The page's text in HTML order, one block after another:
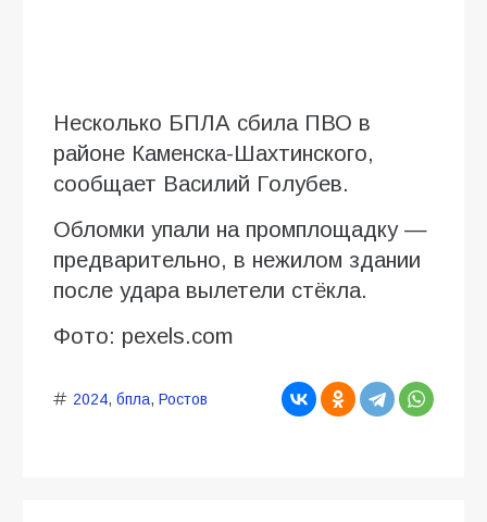
Несколько БПЛА сбила ПВО в
районе Каменска-Шахтинского,
сообщает Василий Голубев.
Обломки упали на промплощадку —
предварительно, в нежилом здании
после удара вылетели стëкла.
Фото: pexels.com
2024, бпла, Ростов